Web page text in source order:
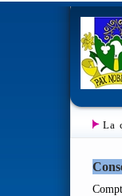
La